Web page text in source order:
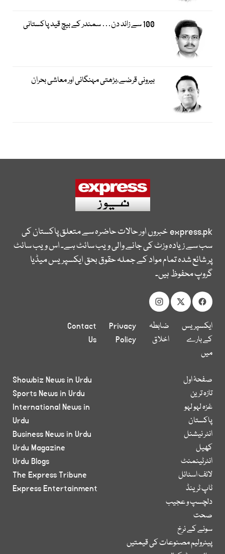
100 سے زائد دن… سمندر کے بیچ قید پاکستانی
بیرونی قرضے،بڑھتی مہنگائی اور معاشی بحران
express.pkخبروں اور حالات حاضرہ سے متعلق پاکستان کی
سب سے زیادہ وزٹ کی جانے والی ویب سائٹ ہے۔ اس ویب سائٹ
پر شائع شدہ تمام مواد کے جملہ حقوق بحق ایکسپریس میڈیا
گروپ محفوظ ہیں۔
ایکسپریس
کے بارے
میں
ضابطہ
اخلاق
Privacy
Policy
Contact
Us
صفحۂ اول
تازہ ترین
غزہ لہو لہو
پاکستان
انٹر نیشنل
کھیل
انٹرٹینمنٹ
لائف اسٹائل
ٹاپ ٹرینڈ
دلچسپ و عجیب
صحت
سونے کے نرخ
پیٹرولیم مصنوعات کی قیمتیں
Showbiz News in Urdu
Sports News in Urdu
International News in
Urdu
Business News in Urdu
Urdu Magazine
Urdu Blogs
The Express Tribune
Express Entertainment